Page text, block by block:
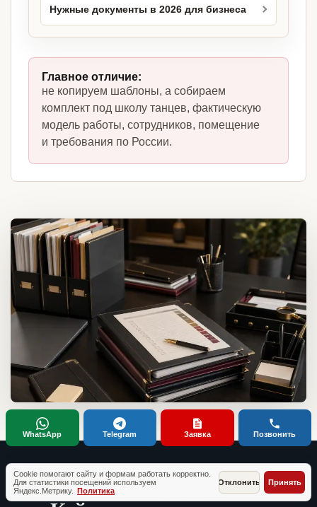
Нужные документы в 2026 для бизнеса
Главное отличие:
не копируем шаблоны, а собираем
комплект под школу танцев, фактическую
модель работы, сотрудников, помещение
и требования по России.
ТИПОВЫЕ СИТУАЦИИ КЛИЕНТОВ
Cookie помогают сайту и формам работать корректно.
Для статистики посещений используем
Яндекс.Метрику. Политика
Отклонить Принять
WhatsApp Telegram Заявка Позвонить